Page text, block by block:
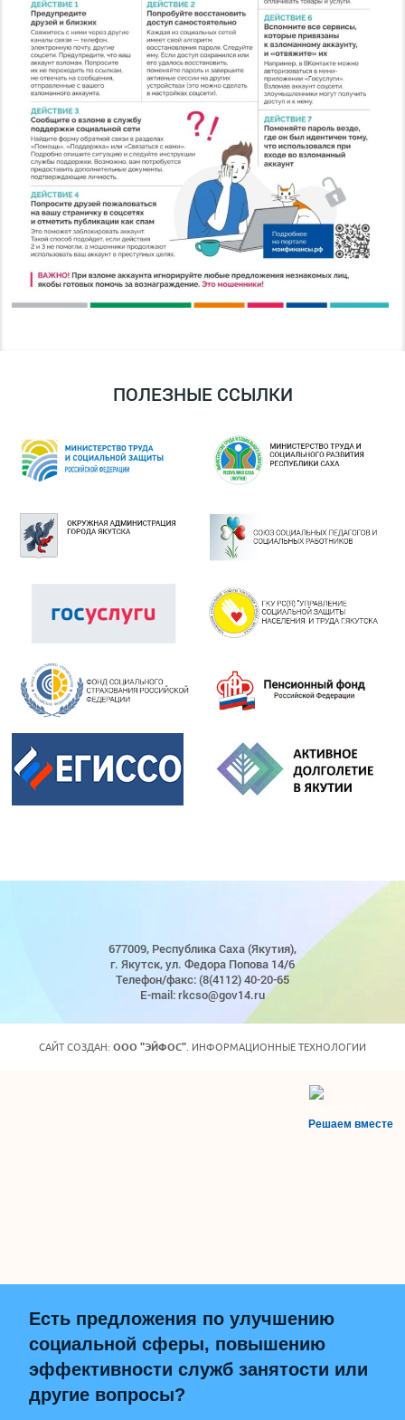
ПОЛЕЗНЫЕ ССЫЛКИ
677009, Республика Саха (Якутия),
г. Якутск, ул. Федора Попова 14/6
Телефон/факс: (8(4112) 40-20-65
E-mail: rkcso@gov14.ru
САЙТ СОЗДАН: ООО "ЭЙФОС" . ИНФОРМАЦИОННЫЕ ТЕХНОЛОГИИ
Решаем вместе
Есть предложения по улучшению
социальной сферы, повышению
эффективности служб занятости или
другие вопросы?